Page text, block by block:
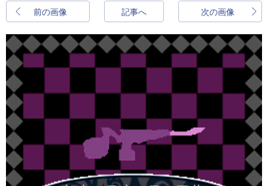
前の画像 次の画像
記事へ